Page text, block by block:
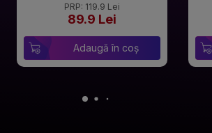
PRP: 119.9 Lei
89.9 Lei
Adaugă în coș